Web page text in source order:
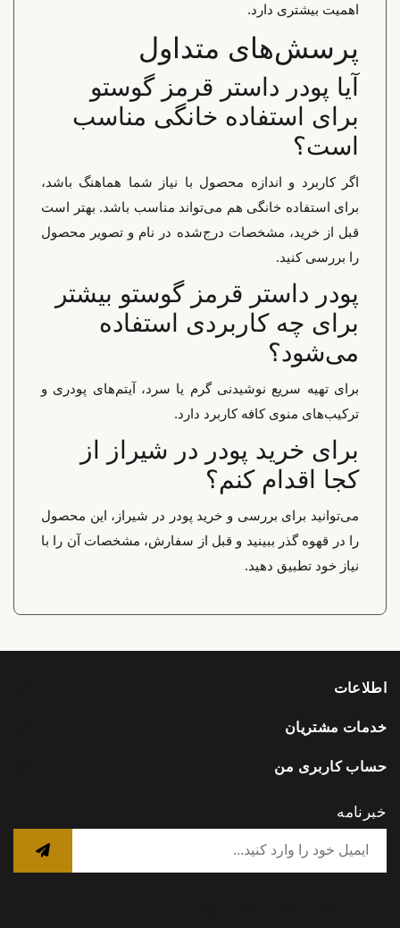
اهمیت بیشتری دارد.
پرسش‌های متداول
آیا پودر داستر قرمز گوستو
برای استفاده خانگی مناسب
است؟
اگر کاربرد و اندازه محصول با نیاز شما هماهنگ باشد،
برای استفاده خانگی هم می‌تواند مناسب باشد. بهتر است
قبل از خرید، مشخصات درج‌شده در نام و تصویر محصول
را بررسی کنید.
پودر داستر قرمز گوستو بیشتر
برای چه کاربردی استفاده
می‌شود؟
برای تهیه سریع نوشیدنی گرم یا سرد، آیتم‌های پودری و
ترکیب‌های منوی کافه کاربرد دارد.
برای خرید پودر در شیراز از
کجا اقدام کنم؟
می‌توانید برای بررسی و خرید پودر در شیراز، این محصول
را در قهوه گذر ببینید و قبل از سفارش، مشخصات آن را با
نیاز خود تطبیق دهید.
اطلاعات
خدمات مشتریان
حساب کاربری من
خبرنامه